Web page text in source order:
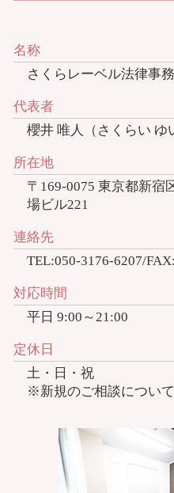
名称
さくらレーベル法律事
代表者
櫻井 唯人（さくらい ゆ
所在地
〒169-0075 東京都新宿
場ビル221
連絡先
TEL:050-3176-6207/
対応時間
平日 9:00～21:00
定休日
土・日・祝
※新規のご相談につい